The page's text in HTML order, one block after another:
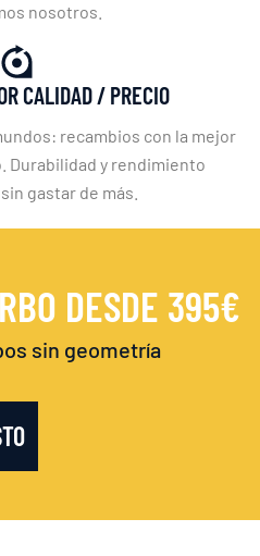
nosotros.
CALIDAD / PRECIO
recambios con la mejor
Durabilidad y rendimiento
gastar de más.
DESDE 395€
sin geometría